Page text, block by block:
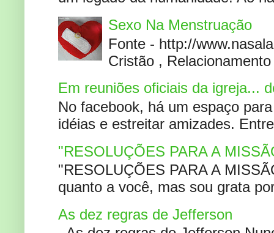
Sexo Na Menstruação
Fonte - http://
Cristão ,
Em reuniões oficiais da igreja...
No facebook, há um espaço
idéias e estreitar amizades.
"RESOLUÇÕES PARA A
"RESOLUÇÕES PARA A
quanto a você, mas sou grata
As dez regras de Jefferson